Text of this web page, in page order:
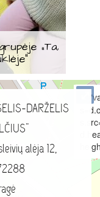
„Ta,
⤢
DARŽELIS
alėja 12,